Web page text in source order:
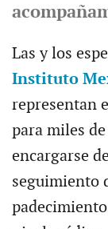
Las y los
Instituto
representan
para miles
encargarse
seguimiento